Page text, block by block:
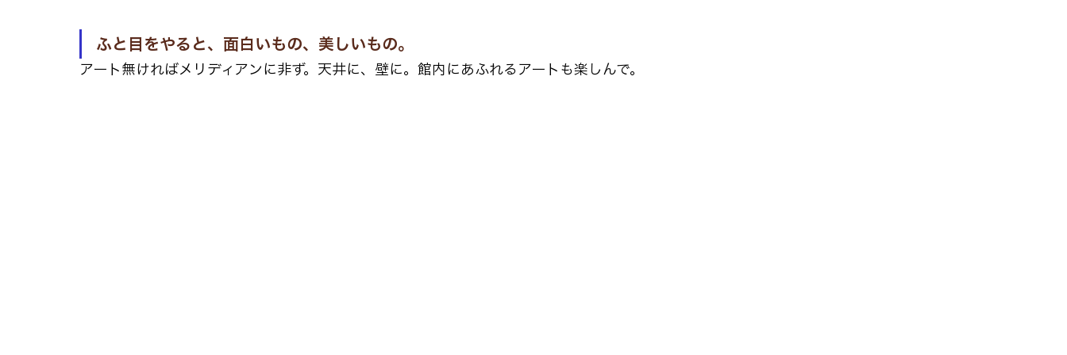
ふと目をやると、面白いもの、美しいもの。
アート無ければメリディアンに非ず。天井に、壁に。館内にあふれるアートも楽しんで。